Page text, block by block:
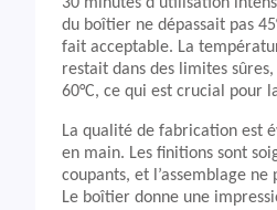
du boîtier ne dépassait pas
fait acceptable. La
restait dans des limites sûres,
60°C, ce qui est crucial pour
La qualité de fabrication est
en main. Les finitions sont
coupants, et l’assemblage ne
Le boîtier donne une